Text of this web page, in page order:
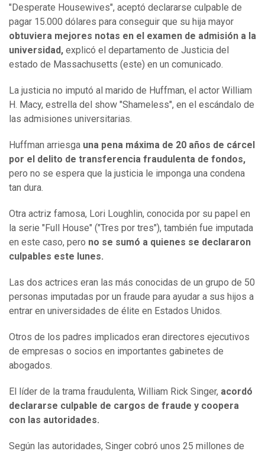
"Desperate Housewives", aceptó declararse culpable de
pagar 15.000 dólares para conseguir que su hija mayor
obtuviera mejores notas en el examen de admisión a la
universidad, explicó el departamento de Justicia del
estado de Massachusetts (este) en un comunicado.
La justicia no imputó al marido de Huffman, el actor William
H. Macy, estrella del show "Shameless", en el escándalo de
las admisiones universitarias.
Huffman arriesga una pena máxima de 20 años de cárcel
por el delito de transferencia fraudulenta de fondos,
pero no se espera que la justicia le imponga una condena
tan dura.
Otra actriz famosa, Lori Loughlin, conocida por su papel en
la serie "Full House" ("Tres por tres"), también fue imputada
en este caso, pero no se sumó a quienes se declararon
culpables este lunes.
Las dos actrices eran las más conocidas de un grupo de 50
personas imputadas por un fraude para ayudar a sus hijos a
entrar en universidades de élite en Estados Unidos.
Otros de los padres implicados eran directores ejecutivos
de empresas o socios en importantes gabinetes de
abogados.
El líder de la trama fraudulenta, William Rick Singer, acordó
declararse culpable de cargos de fraude y coopera
con las autoridades.
Según las autoridades, Singer cobró unos 25 millones de